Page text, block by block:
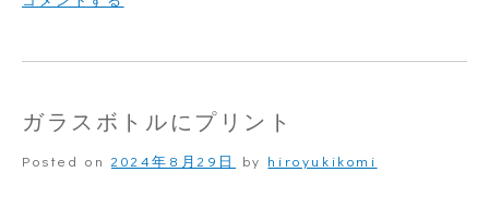
ラ
の
灰
ガラスボトルにプリント
Posted on 2024年8月29日 by hiroyukikomi